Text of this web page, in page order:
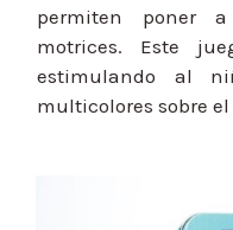
permiten poner
motrices. Este
estimulando al
multicolores sobre